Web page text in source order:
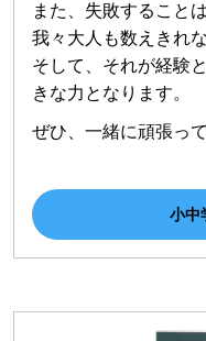
また、失敗すること
我々大人も数えきれ
そして、それが経験
きな力となります。
ぜひ、一緒に頑張っ
小中